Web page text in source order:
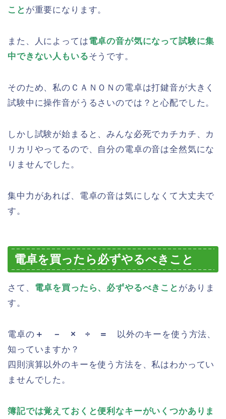
こと が重要になります。
また、人によっては電卓の音が気になって試験に集
中できない人もいるそうです。
そのため、私のＣＡＮＯＮの電卓は打鍵音が大きく
試験中に操作音がうるさいのでは？と心配でした。
しかし試験が始まると、みんな必死でカチカチ、カ
リカリやってるので、自分の電卓の音は全然気にな
りませんでした。
集中力があれば、電卓の音は気にしなくて大丈夫で
す。
電卓を買ったら必ずやるべきこと
さて、 電卓を買ったら、必ずやるべきこと がありま
す。
電卓の ＋ － × ÷ ＝
以外のキーを使う方法、
知っていますか？
四則演算以外のキーを使う方法を、私はわかってい
ませんでした。
簿記では覚えておくと便利なキーがいくつかありま